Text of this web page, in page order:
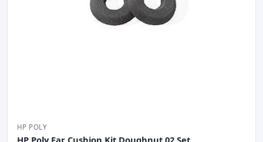
HP POLY